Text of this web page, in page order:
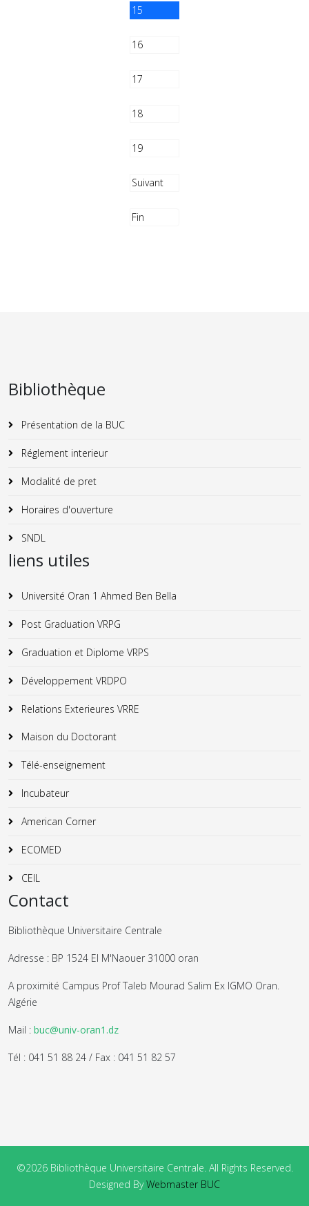
15
16
17
18
19
Suivant
Fin
Bibliothèque
Présentation de la BUC
Réglement interieur
Modalité de pret
Horaires d'ouverture
SNDL
liens utiles
Université Oran 1 Ahmed Ben Bella
Post Graduation VRPG
Graduation et Diplome VRPS
Développement VRDPO
Relations Exterieures VRRE
Maison du Doctorant
Télé-enseignement
Incubateur
American Corner
ECOMED
CEIL
Contact
Bibliothèque Universitaire Centrale
Adresse : BP 1524 El M'Naouer 31000 oran
A proximité Campus Prof Taleb Mourad Salim Ex IGMO Oran.
Algérie
Mail : buc@univ-oran1.dz
Tél : 041 51 88 24 / Fax : 041 51 82 57
©2026 Bibliothèque Universitaire Centrale. All Rights Reserved.
Designed ByWebmaster BUC